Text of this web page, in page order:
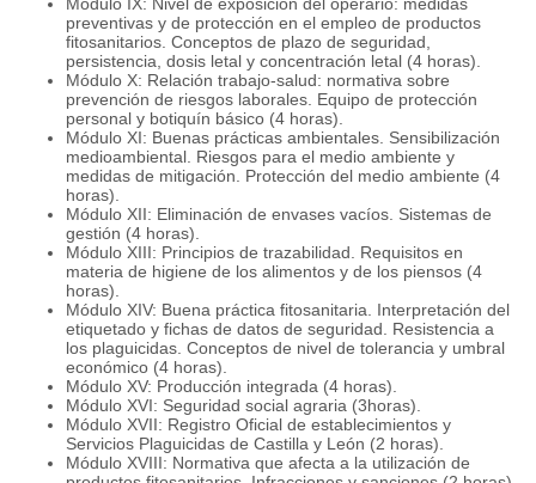
preventivas y de protección en el empleo de productos
fitosanitarios. Conceptos de plazo de seguridad,
persistencia, dosis letal y concentración letal (4 horas).
Módulo X: Relación trabajo-salud: normativa sobre
prevención de riesgos laborales. Equipo de protección
personal y botiquín básico (4 horas).
Módulo XI: Buenas prácticas ambientales. Sensibilización
medioambiental. Riesgos para el medio ambiente y
medidas de mitigación. Protección del medio ambiente (4
horas).
Módulo XII: Eliminación de envases vacíos. Sistemas de
gestión (4 horas).
Módulo XIII: Principios de trazabilidad. Requisitos en
materia de higiene de los alimentos y de los piensos (4
horas).
Módulo XIV: Buena práctica fitosanitaria. Interpretación del
etiquetado y fichas de datos de seguridad. Resistencia a
los plaguicidas. Conceptos de nivel de tolerancia y umbral
económico (4 horas).
Módulo XV: Producción integrada (4 horas).
Módulo XVI: Seguridad social agraria (3horas).
Módulo XVII: Registro Oficial de establecimientos y
Servicios Plaguicidas de Castilla y León (2 horas).
Módulo XVIII: Normativa que afecta a la utilización de